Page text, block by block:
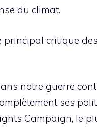
du climat.
principal critique
notre guerre
ses
Campaign, le